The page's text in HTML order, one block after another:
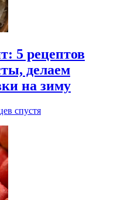
5 рецептов
делаем
на зиму
спустя